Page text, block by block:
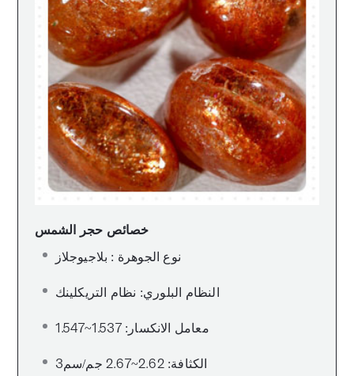
خصائص حجر الشمس
نوع الجوهرة : بلاجيوجلاز
النظام البلوري: نظام التريكلينك
معامل الانكسار: 1.537~1.547
الكثافة: 2.62~2.67 جم/سم3